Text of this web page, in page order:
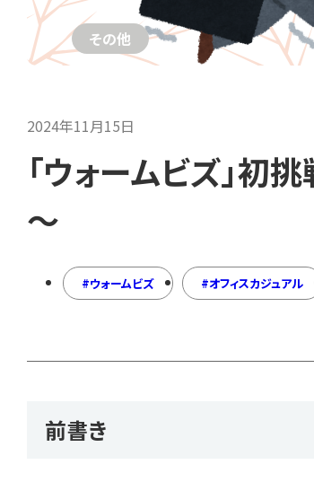
その他
2024年11月15日
「ウォームビズ」初
～
ウォームビズ オフィスカジュアル
前書き